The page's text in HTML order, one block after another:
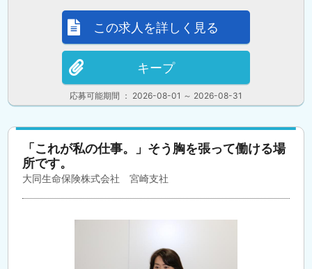
応募可能期間 ： 2026-08-01 ～ 2026-08-31
この求人を詳しく見る
キープ
「これが私の仕事。」そう胸を張って働ける場
所です。
大同生命保険株式会社 宮崎支社